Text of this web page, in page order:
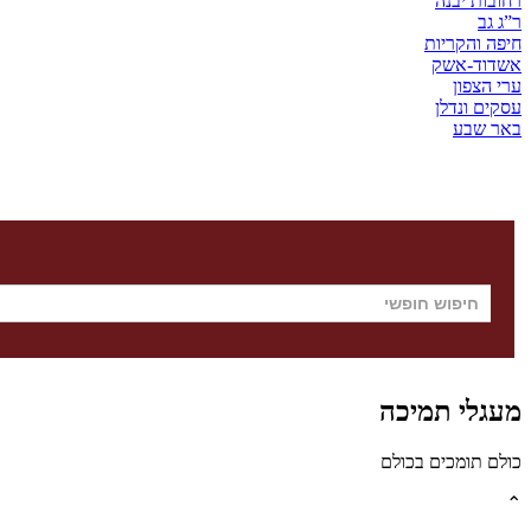
ר”ג גב
חיפה והקריות
אשדוד-אשק
ערי הצפון
עסקים ונדלן
באר שבע
מעגלי תמיכה
כולם תומכים בכולם
⌃